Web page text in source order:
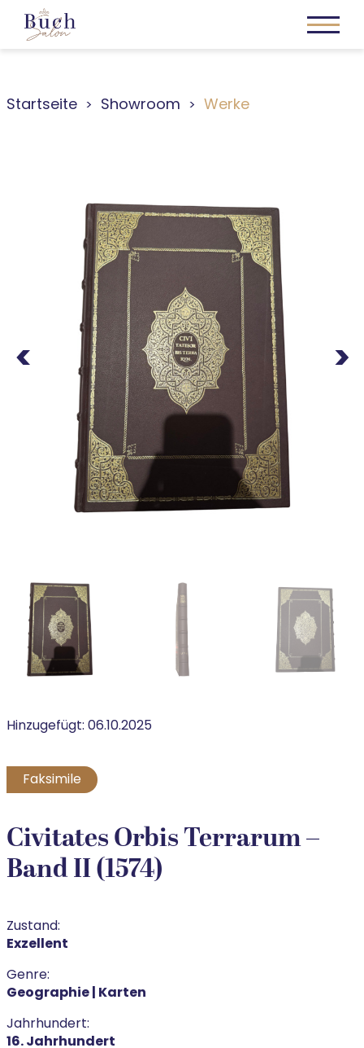
Startseite Showroom Werke
Next
Hinzugefügt:06.10.2025
Faksimile
Civitates Orbis Terrarum –
Band II (1574)
Zustand:
Exzellent
Genre:
Geographie | Karten
Jahrhundert:
16. Jahrhundert